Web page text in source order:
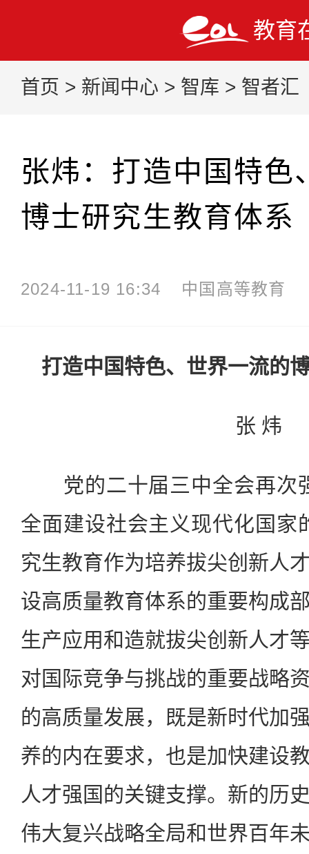
教育
首页 > 新闻中心 > 智库 > 智者汇
张炜：打造中国特色
博士研究生教育体系
2024-11-19 16:34 中国高等教育
打造中国特色、世界一流的
张 炜
党的二十届三中全会再次
全面建设社会主义现代化国家
究生教育作为培养拔尖创新人
设高质量教育体系的重要构成
生产应用和造就拔尖创新人才
对国际竞争与挑战的重要战略
的高质量发展，既是新时代加
养的内在要求，也是加快建设
人才强国的关键支撑。新的历
伟大复兴战略全局和世界百年